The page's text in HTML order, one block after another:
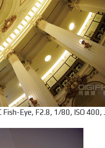
Eye, F2.8, 1/80, ISO 400,